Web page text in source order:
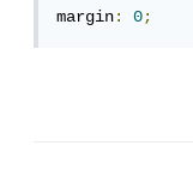
margin: 0;